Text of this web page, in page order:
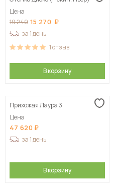
Цена
19 240 15 270
за 1 день
1отзыв
В корзину
Прихожая Лаура 3
Цена
47 620
за 1 день
В корзину